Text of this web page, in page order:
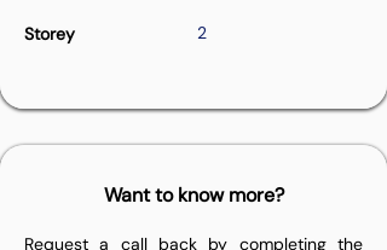
Storey 2
Want to know more?
Request a call back by completing the